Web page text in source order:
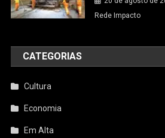
Rede Impacto
CATEGORIAS
Cultura
Economia
Em Alta